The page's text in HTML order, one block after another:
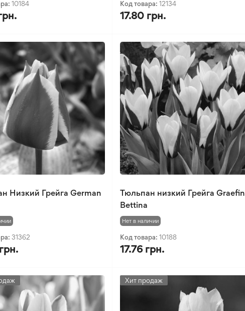
10184 Код товара:12134
17.80 грн.
Низкий Грейга German
31362
Тюльпан низкий Грейга Graefin
Bettina
Нет в наличии
Код товара:10188
17.76 грн.
Хит продаж